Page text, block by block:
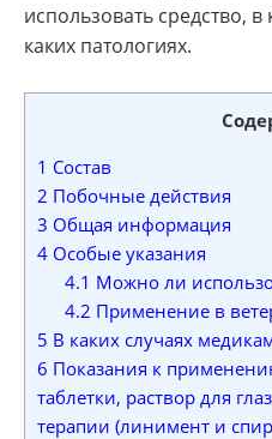
использовать средство,
каких патологиях.
1 Состав
2 Побочные действия
3 Общая информация
4 Особые указания
4.1 Можно ли
4.2 Применение в
5 В каких случаях
6 Показания к
таблетки, раствор для
терапии (линимент и